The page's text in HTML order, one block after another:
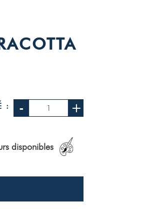
: - +
disponibles